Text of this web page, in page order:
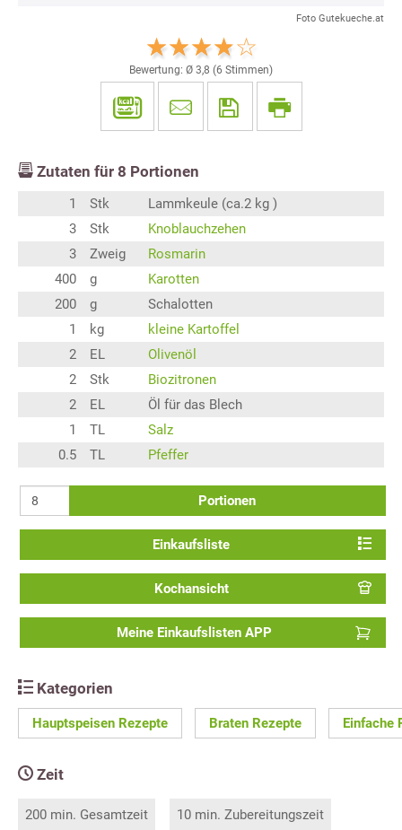
Foto Gutekueche.at
Bewertung: Ø 3,8 (6 Stimmen)
Zutaten für 8 Portionen
1 Stk
Lammkeule (ca.2 kg )
3
Stk
Knoblauchzehen
3
Zweig
Rosmarin
400
g
Karotten
200
g
Schalotten
1
kg
kleine Kartoffel
2
EL
Olivenöl
2
Stk
Biozitronen
2
EL
Öl für das Blech
1
TL
Salz
0.5
TL Pfeffer
Portionen
Einkaufsliste
Kochansicht
Meine Einkaufslisten APP
Kategorien
Hauptspeisen Rezepte Braten Rezepte Einfache
Zeit
200 min. Gesamtzeit 10 min. Zubereitungszeit